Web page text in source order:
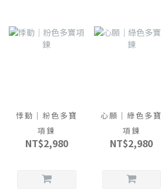
悸動｜粉色多寶
項鍊
NT$2,980
心願｜綠色多寶
項鍊
NT$2,980